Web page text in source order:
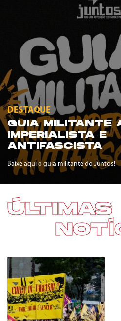
DESTAQUE
GUIA MILITANTE
IMPERIALISTA E
ANTIFASCISTA
Baixe aqui o guia militante do Juntos!
ÚLTIMAS